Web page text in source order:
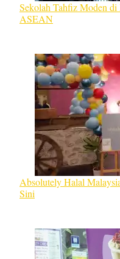
Sekolah Tahfiz Moden di
ASEAN
Absolutely Halal
Sini